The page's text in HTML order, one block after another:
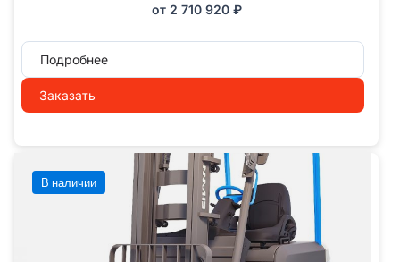
от 2 710 920 ₽
Подробнее
Заказать
В наличии